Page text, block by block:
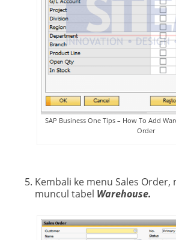
SAP Business One Tips – How To Add
Order
Kembali ke menu Sales Order,
muncul tabel Warehouse.